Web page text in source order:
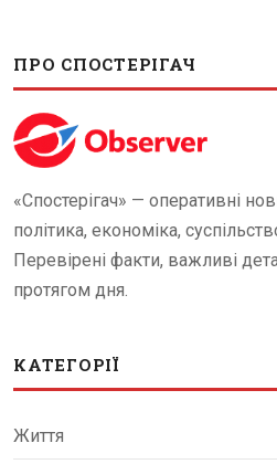
ПРО СПОСТЕРІГАЧ
«Спостерігач» — оперативні
політика, економіка,
Перевірені факти, важливі
протягом дня.
КАТЕГОРІЇ
Життя